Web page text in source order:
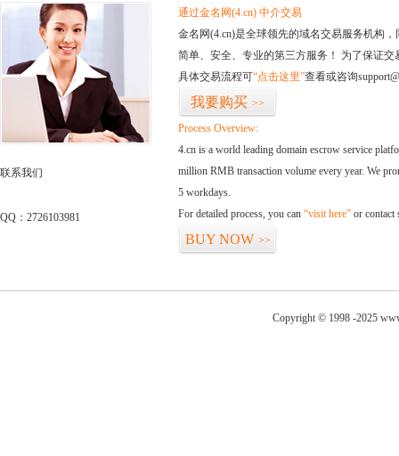
联系我们
QQ：2726103981
通过金名网(4.cn) 中介交易
金名网(4.cn)是全球领先的域名交易服务机构
简单、安全、专业的第三方服务！ 为了保证
具体交易流程可“点击这里”查看或咨询
我要购买 >>
Process Overview:
4.cn is a world leading domain escrow service
million RMB transaction volume every year. We
5 workdays.
For detailed process, you can “visit here” or contact
BUY NOW >>
Copyright © 1998 -2025